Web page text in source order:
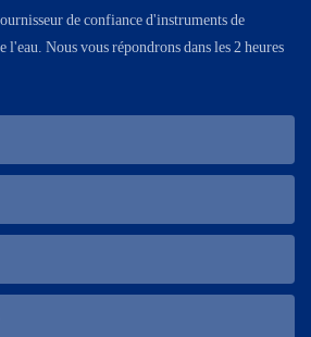
de confiance d'instruments de
l'eau. Nous vous répondrons dans les 2 heures